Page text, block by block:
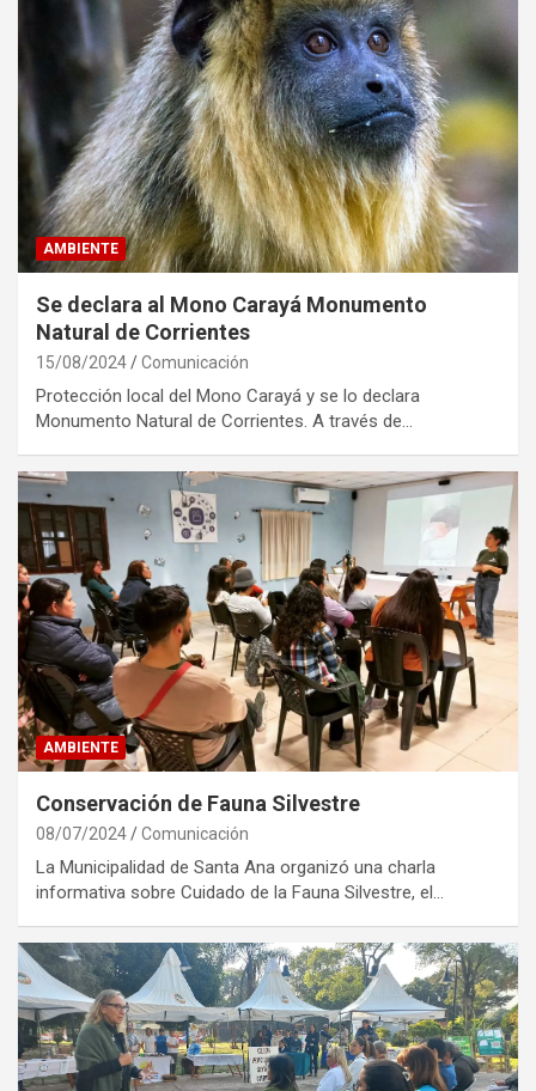
AMBIENTE
Se declara al Mono Carayá Monumento
Natural de Corrientes
15/08/2024 Comunicación
Protección local del Mono Carayá y se lo declara
Monumento Natural de Corrientes. A través de…
AMBIENTE
Conservación de Fauna Silvestre
08/07/2024 Comunicación
La Municipalidad de Santa Ana organizó una charla
informativa sobre Cuidado de la Fauna Silvestre, el…